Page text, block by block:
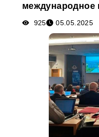
международное
925 05.05.2025